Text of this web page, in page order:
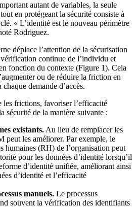
autant de variables, la seule
en protégeant la sécurité consiste à
« L’identité est le nouveau périmètre
Rodriguez.
déplace l’attention de la sécurisation
continue de l’individu et
fonction du contexte (Figure 1). Cela
ou de réduire la friction en
demande d’accès.
les frictions, favoriser l’efficacité
sécurité de la manière suivante :
existants. Au lieu de remplacer les
peut les améliorer. Par exemple, le
humaines (RH) de l’organisation peut
pour les données d’identité lorsqu’il
d’identité unifiée, améliorant ainsi
d’identité et l’efficacité
manuels. Le processus
souvent la vérification des identifiants